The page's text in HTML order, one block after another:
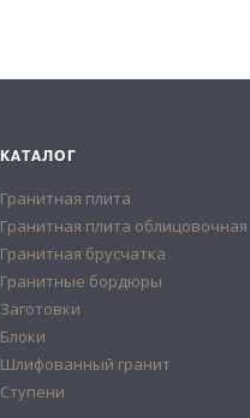
КАТАЛОГ
Гранитная плита
Гранитная плита облицовочная
Гранитная брусчатка
Гранитные бордюры
Заготовки
Блоки
Шлифованный гранит
Ступени